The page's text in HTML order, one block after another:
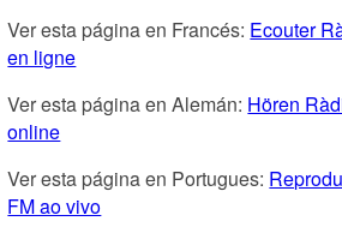
Ver esta página en Francés: Ecouter
en ligne
Ver esta página en Alemán: Hören
online
Ver esta página en Portugues:
FM ao vivo